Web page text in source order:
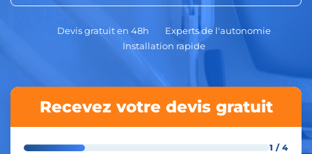
Devis gratuit en 48h
Experts de l'autonomie
Installation rapide
Recevez votre devis gratuit
1 / 4